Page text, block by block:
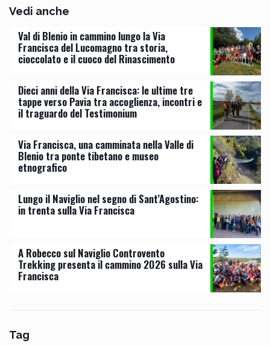
Vedi anche
Val di Blenio in cammino lungo la Via
Francisca del Lucomagno tra storia,
cioccolato e il cuoco del Rinascimento
Dieci anni della Via Francisca: le ultime tre
tappe verso Pavia tra accoglienza, incontri e
il traguardo del Testimonium
Via Francisca, una camminata nella Valle di
Blenio tra ponte tibetano e museo
etnografico
Lungo il Naviglio nel segno di Sant’Agostino:
in trenta sulla Via Francisca
A Robecco sul Naviglio Controvento
Trekking presenta il cammino 2026 sulla Via
Francisca
Tag